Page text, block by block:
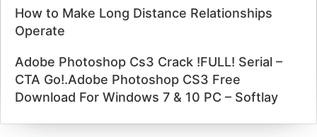
How to Make Long Distance Relationships
Operate
Adobe Photoshop Cs3 Crack !FULL! Serial –
CTA Go!.Adobe Photoshop CS3 Free
Download For Windows 7 & 10 PC – Softlay